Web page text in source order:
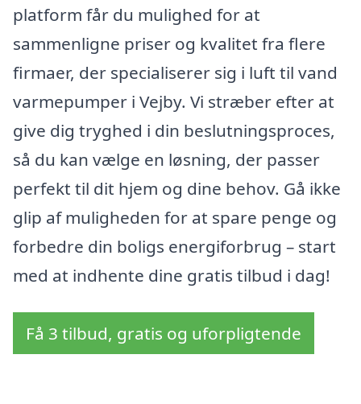
platform får du mulighed for at
sammenligne priser og kvalitet fra flere
firmaer, der specialiserer sig i luft til vand
varmepumper i Vejby. Vi stræber efter at
give dig tryghed i din beslutningsproces,
så du kan vælge en løsning, der passer
perfekt til dit hjem og dine behov. Gå ikke
glip af muligheden for at spare penge og
forbedre din boligs energiforbrug – start
med at indhente dine gratis tilbud i dag!
Få 3 tilbud, gratis og uforpligtende